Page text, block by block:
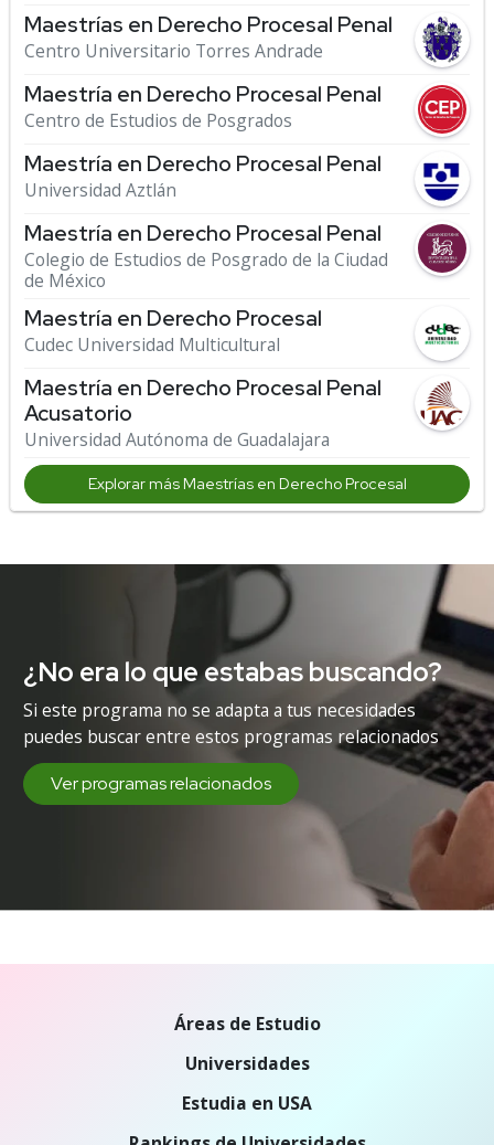
Maestrías en Derecho Procesal Penal
Centro Universitario Torres Andrade
Maestría en Derecho Procesal Penal
Centro de Estudios de Posgrados
Maestría en Derecho Procesal Penal
Universidad Aztlán
Maestría en Derecho Procesal Penal
Colegio de Estudios de Posgrado de la Ciudad
de México
Maestría en Derecho Procesal
Cudec Universidad Multicultural
Maestría en Derecho Procesal Penal
Acusatorio
Universidad Autónoma de Guadalajara
Explorar más Maestrías en Derecho Procesal
¿No era lo que estabas buscando?
Si este programa no se adapta a tus necesidades
puedes buscar entre estos programas relacionados
Ver programas relacionados
Áreas de Estudio
Universidades
Estudia en USA